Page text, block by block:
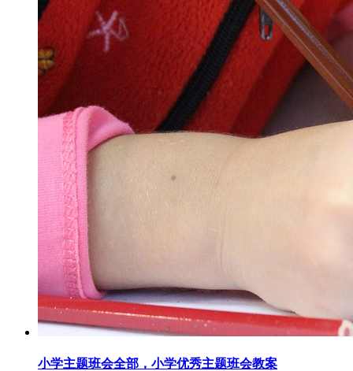
小学主题班会全部，小学优秀主题班会教案